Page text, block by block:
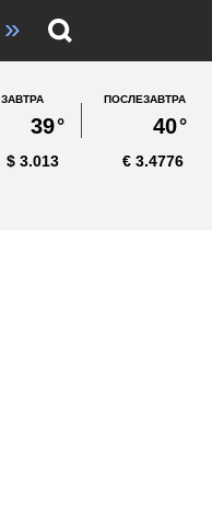
»
ЗАВТРА
39°
ПОСЛЕЗАВТРА
40°
3.013
$ 3.4776
€